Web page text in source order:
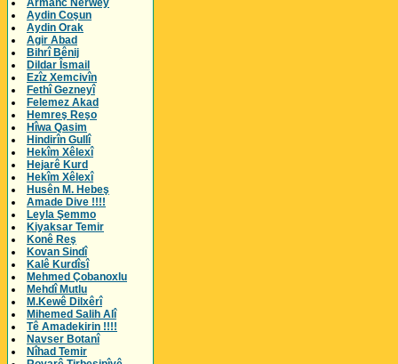
Armanc Nerwey
Aydin Coşun
Aydin Orak
Agir Abad
Bihrî Bênij
Dildar Îsmail
Ezîz Xemcivîn
Fethî Gezneyî
Felemez Akad
Hemreş Reşo
Hîwa Qasim
Hindirîn Gullî
Hekîm Xêlexî
Hejarê Kurd
Hekîm Xêlexî
Husên M. Hebeş
Amade Dive !!!!
Leyla Şemmo
Kiyaksar Temir
Konê Reş
Kovan Sindî
Kalê Kurdîsî
Mehmed Çobanoxlu
Mehdî Mutlu
M.Kewê Dilxêrî
Mihemed Salih Alî
Tê Amadekirin !!!!
Navser Botanî
Nîhad Temir